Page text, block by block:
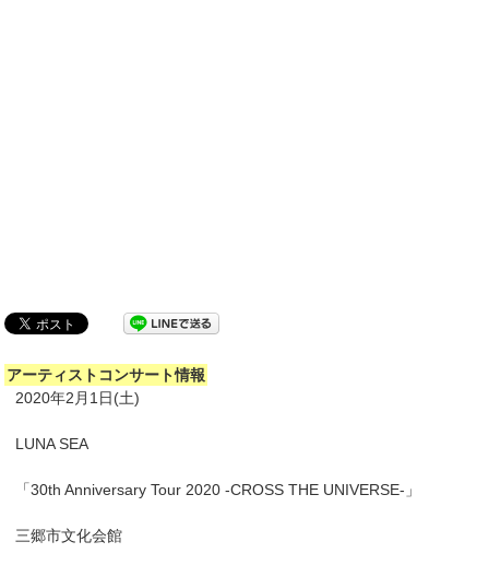
アーティストコンサート情報
2020年2月1日(土)
LUNA SEA
「30th Anniversary Tour 2020 -CROSS THE UNIVERSE-」
三郷市文化会館